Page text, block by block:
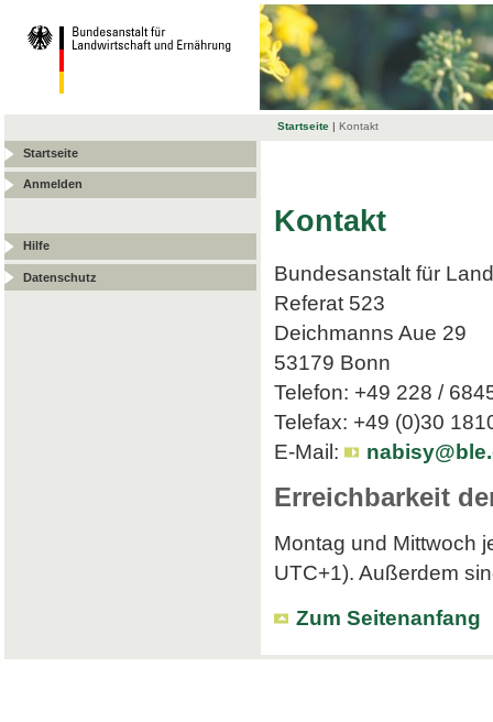
Startseite | Kontakt
Startseite
Anmelden
Hilfe
Datenschutz
Kontakt
Bundesanstalt für
Referat 523
Deichmanns Aue 29
53179 Bonn
Telefon: +49 228 /
Telefax: +49 (0)30
E-Mail:
Erreichbarkeit
Montag und Mittwoch
UTC+1). Außerdem
Zum Seitenanfang